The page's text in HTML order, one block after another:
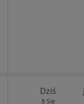
Dziś
8 Sie